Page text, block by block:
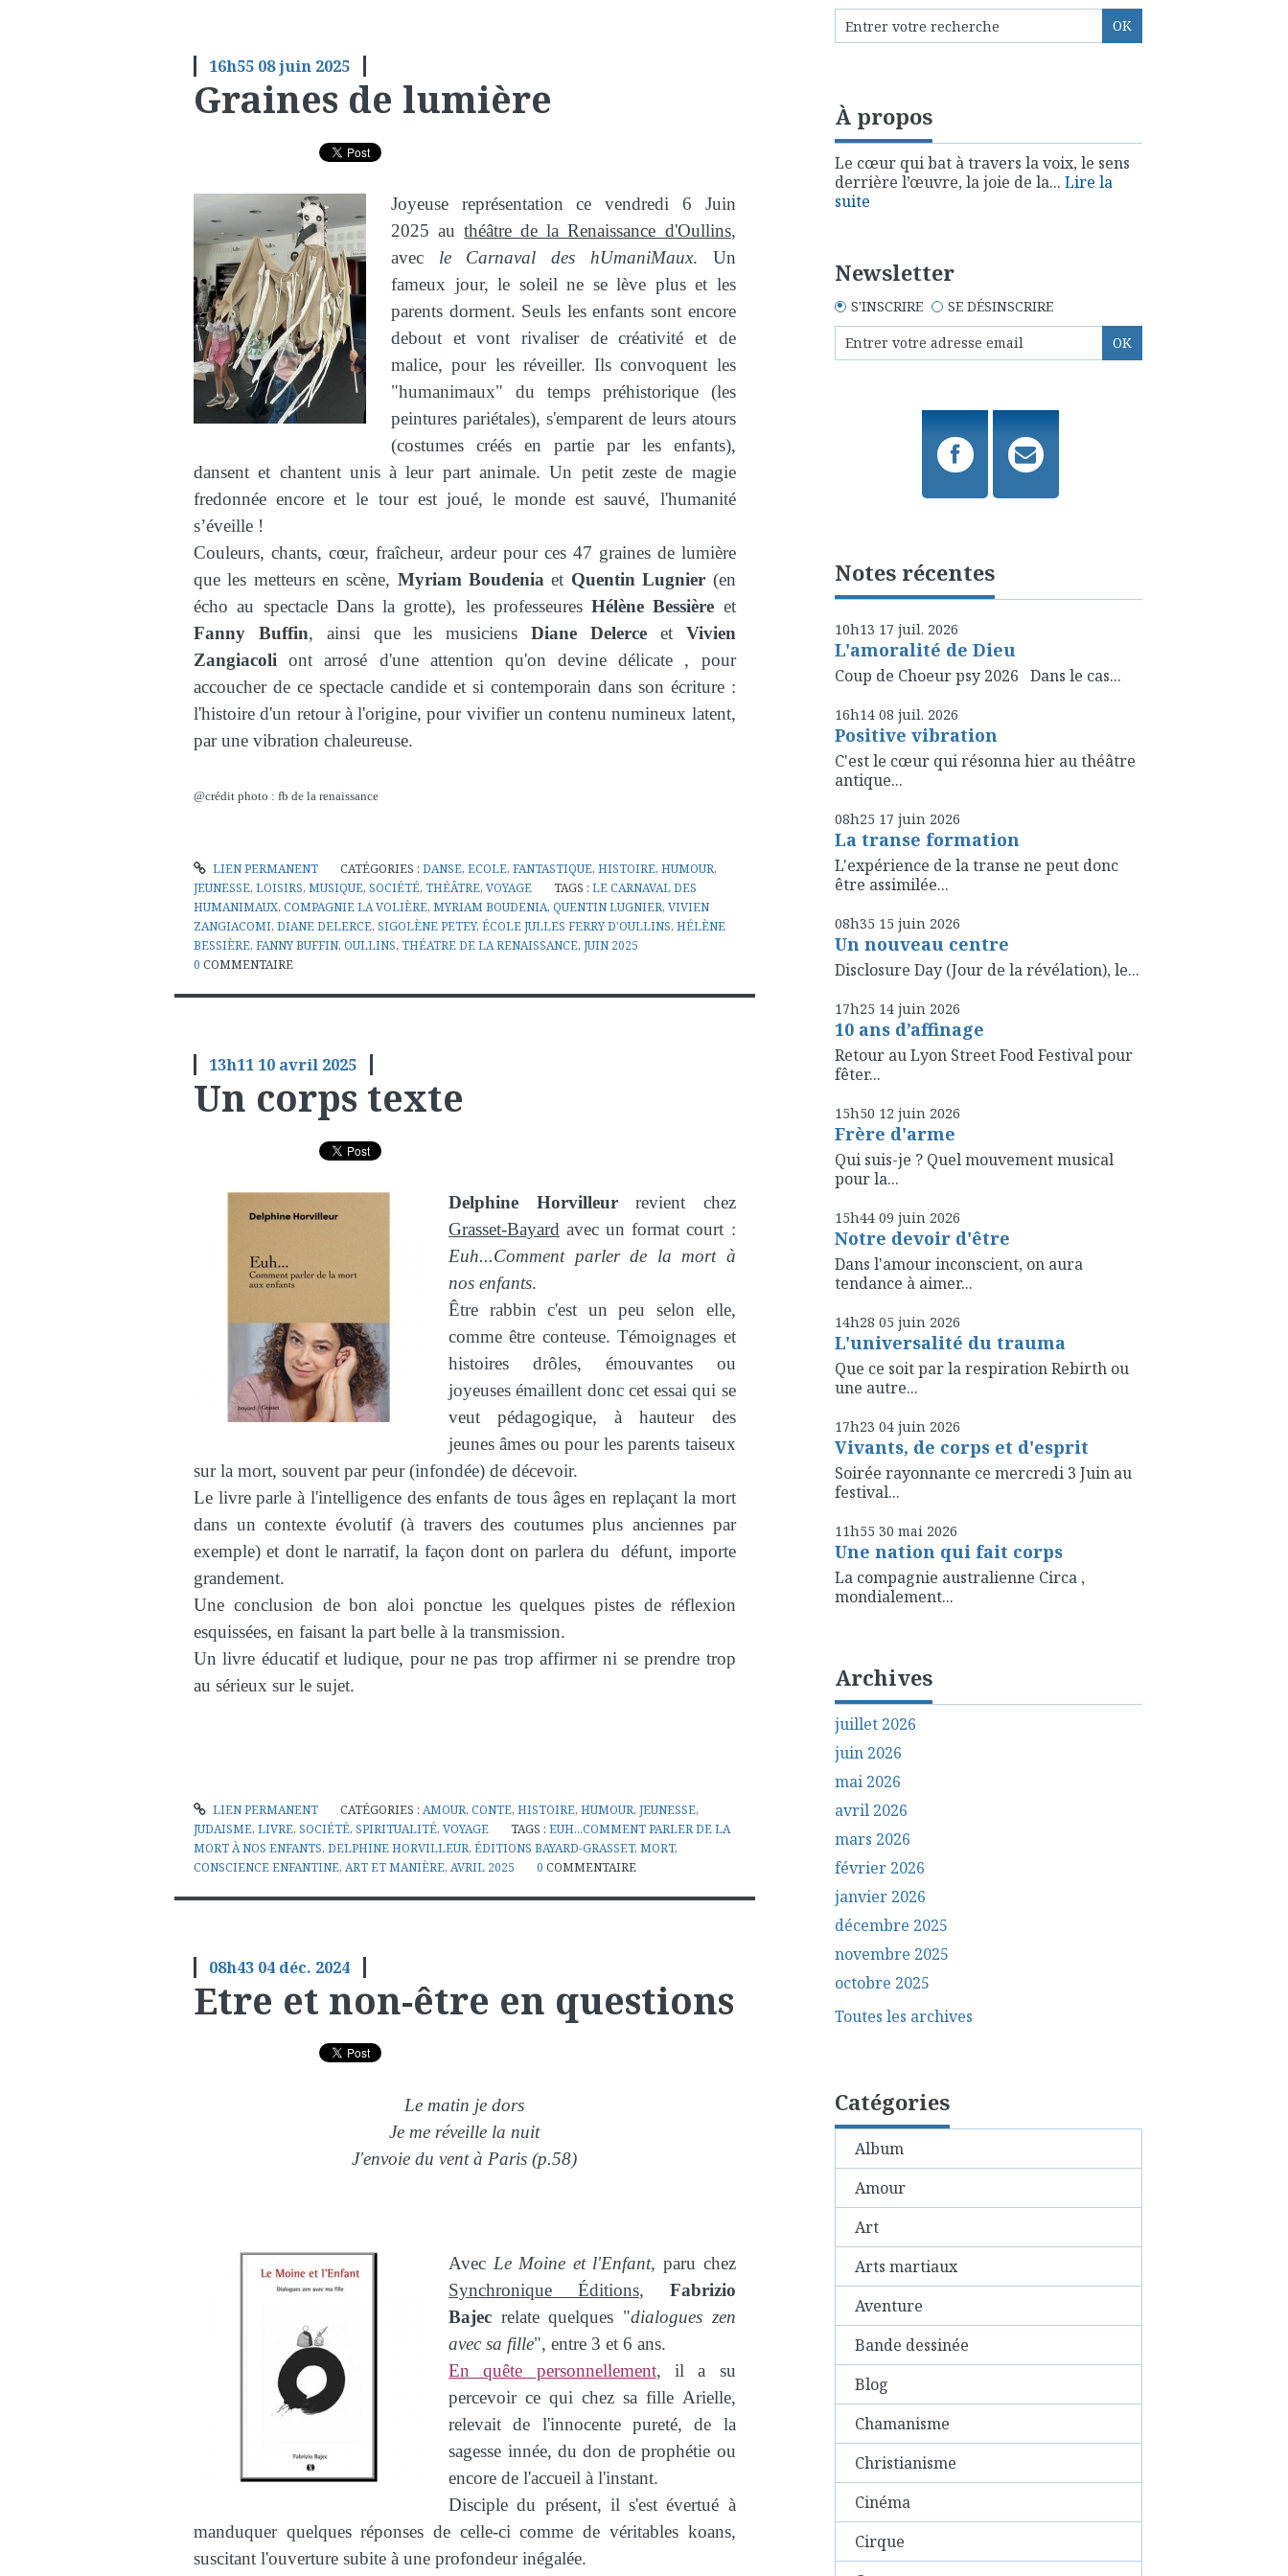
16h55 08juin 2025
Graines de lumière
Joyeuse représentation ce vendredi 6 Juin
2025 authéâtre de la Renaissance d'Oullins,
avec le Carnaval des hUmaniMaux. Un
fameux jour, le soleil ne se lève plus et les
parents dorment. Seuls les enfants sont encore
debout et vont rivaliser de créativité et de
malice, pour les réveiller. Ils convoquent les
"humanimaux" du temps préhistorique (les
peintures pariétales), s'emparent de leurs atours
(costumes créés en partie par les enfants),
dansent et chantent unis à leur part animale. Un petit zeste de magie
fredonnée encore et le tour est joué, le monde est sauvé, l'humanité
s’éveille !
Couleurs, chants, cœur, fraîcheur, ardeur pour ces 47 graines de lumière
que les metteurs en scène, Myriam Boudenia et Quentin Lugnier (en
écho au spectacle Dans la grotte), les professeuresHélène Bessière et
Fanny Buffin, ainsi que les musiciensDiane Delerceet Vivien
Zangiacoli ont arrosé d'une attention qu'on devine délicate , pour
accoucher de ce spectacle candide et si contemporain dans son écriture :
l'histoire d'un retour à l'origine, pour vivifier un contenu numineux latent,
par une vibration chaleureuse.
@crédit photo : fb de la renaissance
LIEN PERMANENT CATÉGORIES :DANSE,ECOLE,FANTASTIQUE,HISTOIRE,HUMOUR,
JEUNESSE, LOISIRS, MUSIQUE, SOCIÉTÉ, THÉÂTRE, VOYAGE TAGS : LE CARNAVAL DES
HUMANIMAUX, COMPAGNIE LA VOLIÈRE, MYRIAM BOUDENIA, QUENTIN LUGNIER, VIVIEN
ZANGIACOMI, DIANE DELERCE, SIGOLÈNE PETEY, ÉCOLE JULLES FERRY D'OULLINS, HÉLÈNE
BESSIÈRE, FANNY BUFFIN, OULLINS, THÉATRE DE LA RENAISSANCE, JUIN 2025
0 COMMENTAIRE
13h11 10 avril 2025
Un corps texte
Delphine Horvilleurrevient chez
Grasset-Bayard avec un format court :
Euh...Comment parler de la mort à
nos enfants.
Être rabbin c'est un peu selon elle,
comme être conteuse. Témoignages et
histoires drôles, émouvantes ou
joyeuses émaillent donc cet essai qui se
veut pédagogique, à hauteur des
jeunes âmes ou pour les parents taiseux
sur la mort, souvent par peur (infondée) de décevoir.
Le livre parle à l'intelligence des enfants de tous âges en replaçant la mort
dans un contexte évolutif (à travers des coutumes plus anciennes par
exemple) et dont le narratif, la façon dont on parlera du défunt, importe
grandement.
Une conclusion de bon aloi ponctue les quelques pistes de réflexion
esquissées, en faisant la part belle à la transmission.
Un livre éducatif et ludique, pour ne pas trop affirmer ni se prendre trop
au sérieux sur le sujet.
LIEN PERMANENT CATÉGORIES :AMOUR,CONTE,HISTOIRE,HUMOUR,JEUNESSE,
JUDAISME, LIVRE, SOCIÉTÉ, SPIRITUALITÉ, VOYAGE TAGS : EUH...COMMENT PARLER DE LA
MORT À NOS ENFANTS, DELPHINE HORVILLEUR, ÉDITIONS BAYARD-GRASSET, MORT,
CONSCIENCE ENFANTINE, ART ET MANIÈRE, AVRIL 2025 0 COMMENTAIRE
08h43 04 déc. 2024
Etre et non-être en questions
Le matin je dors
Je me réveille la nuit
J'envoie du vent à Paris (p.58)
Avec Le Moine et l'Enfant, paru chez
Synchronique Éditions, Fabrizio
Bajec relate quelques "dialogues zen
avec sa fille", entre 3 et 6 ans.
En quête personnellement, il a su
percevoir ce qui chez sa fille Arielle,
relevait de l'innocente pureté, de la
sagesse innée, du don de prophétie ou
encore de l'accueil à l'instant.
Disciple du présent, il s'est évertué à
manduquer quelques réponses de celle-ci comme de véritables koans,
suscitant l'ouverture subite à une profondeur inégalée.
À propos
Le cœur qui bat à travers la voix, le sens
derrière l’œuvre, la joie de la... Lire la
suite
Newsletter
S'INSCRIRE SE DÉSINSCRIRE
Notes récentes
10h13 17 juil. 2026
L'amoralité de Dieu
Coup de Choeur psy 2026 Dans le cas...
16h14 08 juil. 2026
Positive vibration
C'est le cœur qui résonna hier au théâtre
antique...
08h25 17 juin 2026
La transe formation
L'expérience de la transe ne peut donc
être assimilée...
08h35 15 juin 2026
Un nouveau centre
Disclosure Day (Jour de la révélation), le...
17h25 14 juin 2026
10 ans d’affinage
Retour au Lyon Street Food Festival pour
fêter...
15h50 12 juin 2026
Frère d'arme
Qui suis-je ? Quel mouvement musical
pour la...
15h44 09 juin 2026
Notre devoir d'être
Dans l'amour inconscient, on aura
tendance à aimer...
14h28 05 juin 2026
L'universalité du trauma
Que ce soit par la respiration Rebirth ou
une autre...
17h23 04 juin 2026
Vivants, de corps et d'esprit
Soirée rayonnante ce mercredi 3 Juin au
festival...
11h55 30 mai 2026
Une nation qui fait corps
La compagnie australienne Circa ,
mondialement...
Archives
juillet 2026
juin 2026
mai 2026
avril 2026
mars 2026
février 2026
janvier 2026
décembre 2025
novembre 2025
octobre 2025
Toutes les archives
Catégories
Album
Amour
Art
Arts martiaux
Aventure
Bande dessinée
Blog
Chamanisme
Christianisme
Cinéma
Cirque